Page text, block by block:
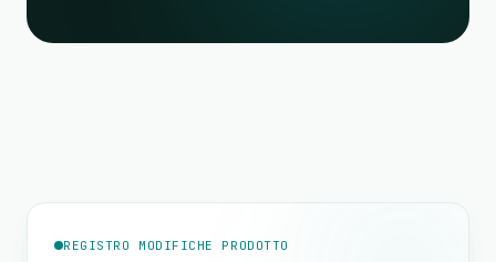
REGISTRO MODIFICHE PRODOTTO